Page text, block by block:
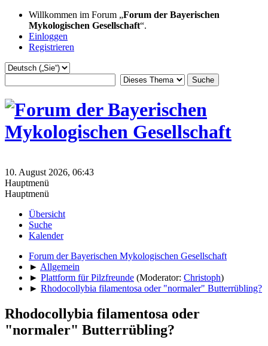
Willkommen im Forum „Forum der Bayerischen
Mykologischen Gesellschaft“.
Einloggen
Registrieren
10. August 2026, 06:43
Hauptmenü
Hauptmenü
Übersicht
Suche
Kalender
Forum der Bayerischen Mykologischen Gesellschaft
► Allgemein
► Plattform für Pilzfreunde (Moderator: Christoph)
► Rhodocollybia filamentosa oder "normaler" Butterrübling?
Rhodocollybia filamentosa oder
"normaler" Butterrübling?